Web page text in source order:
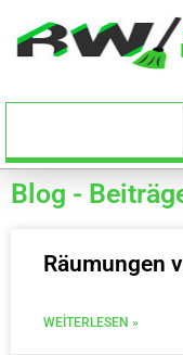
Blog -
Räumungen
WEITERLESEN »